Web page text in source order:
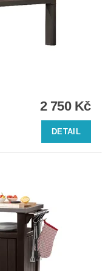
2 750 Kč
DETAIL